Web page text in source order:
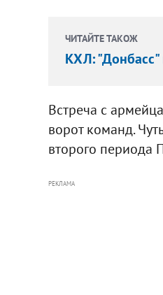
ЧИТАЙТЕ ТАКОЖ
КХЛ: "Донбасс"
Встреча с
ворот команд.
второго периода
РЕКЛАМА